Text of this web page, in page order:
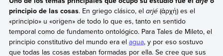
principio de las cosas. En griego clásico, el arjé(ἀρχή) es el
«principio» u «origen» de todo lo que es, tanto en sentido
temporal como de fundamento ontológico. Para Tales de Mileto, el
principio constitutivo del mundo era el agua, y por eso sostuvo
que todas las cosas estaban formadas por ella. Se cree que sus